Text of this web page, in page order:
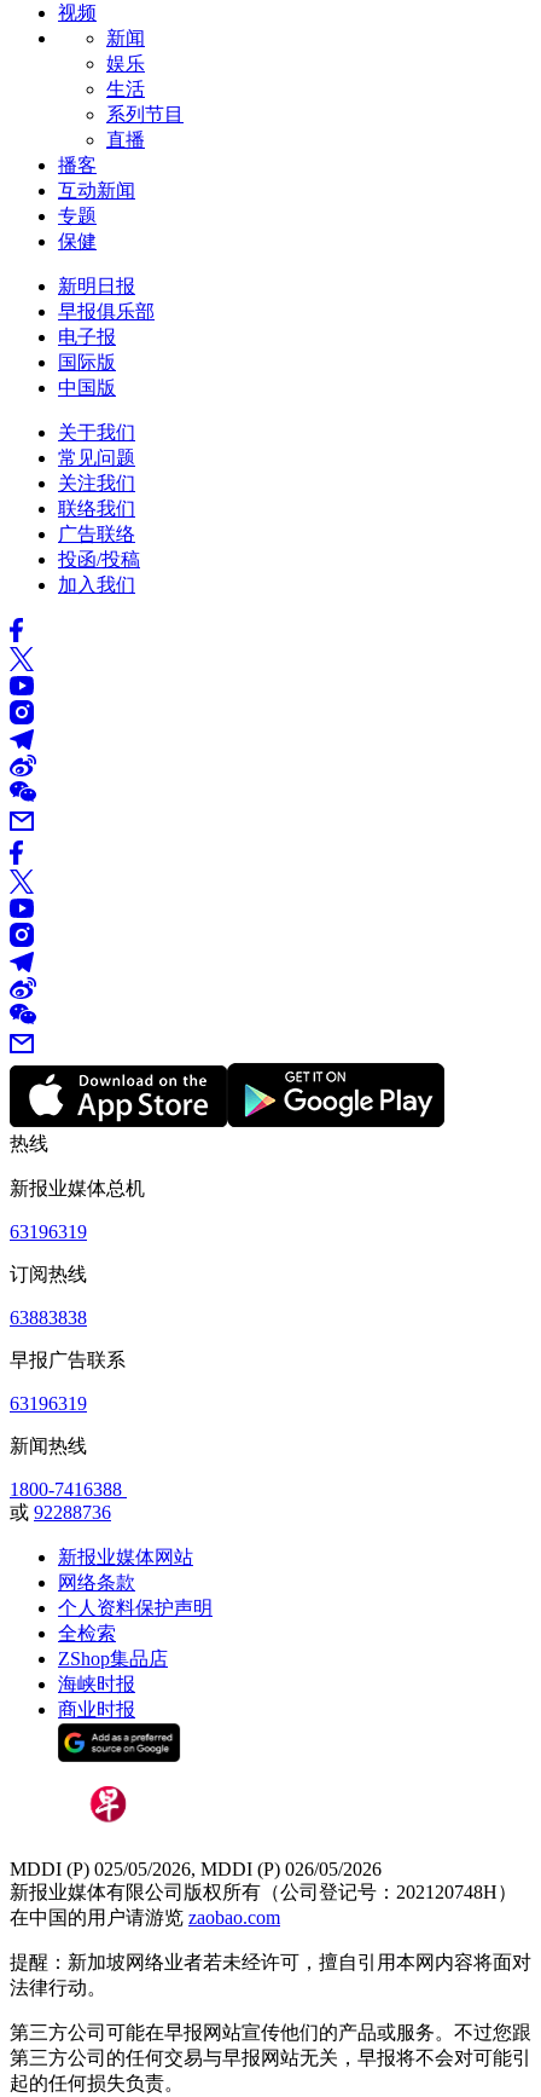
视频
新闻
娱乐
生活
系列节目
直播
播客
互动新闻
专题
保健
新明日报
早报俱乐部
电子报
国际版
中国版
关于我们
常见问题
关注我们
联络我们
广告联络
投函/投稿
加入我们
热线
新报业媒体总机
63196319
订阅热线
63883838
早报广告联系
63196319
新闻热线
1800-7416388
或 92288736
新报业媒体网站
网络条款
个人资料保护声明
全检索
ZShop集品店
海峡时报
商业时报
MDDI (P) 025/05/2026, MDDI (P) 026/05/2026
新报业媒体有限公司版权所有（公司登记号：202120748H）
在中国的用户请游览 zaobao.com
提醒：新加坡网络业者若未经许可，擅自引用本网内容将面对
法律行动。
第三方公司可能在早报网站宣传他们的产品或服务。不过您跟
第三方公司的任何交易与早报网站无关，早报将不会对可能引
起的任何损失负责。